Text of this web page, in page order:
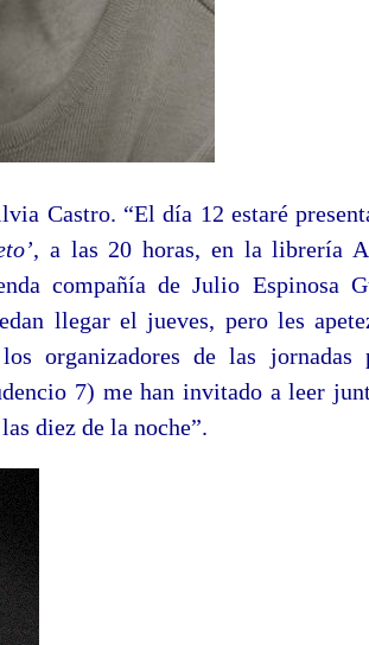
Castro. “El día 12 estaré
, a las 20 horas, en la librería
compañía de Julio Espinosa
llegar el jueves, pero les
organizadores de las jornadas
7) me han invitado a leer
diez de la noche”.